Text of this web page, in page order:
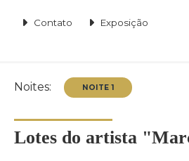
Contato Exposição
Noites:
Lotes do artista